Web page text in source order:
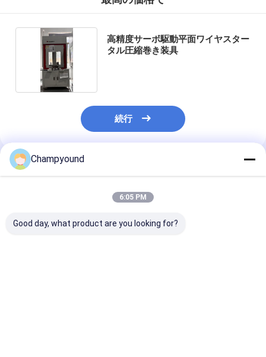
高精度サーボ駆動平面ワイヤスター
タル圧縮巻き装具
続行
推薦されたプロダクト
Champyound
6:05 PM
Good day, what product are you looking for?